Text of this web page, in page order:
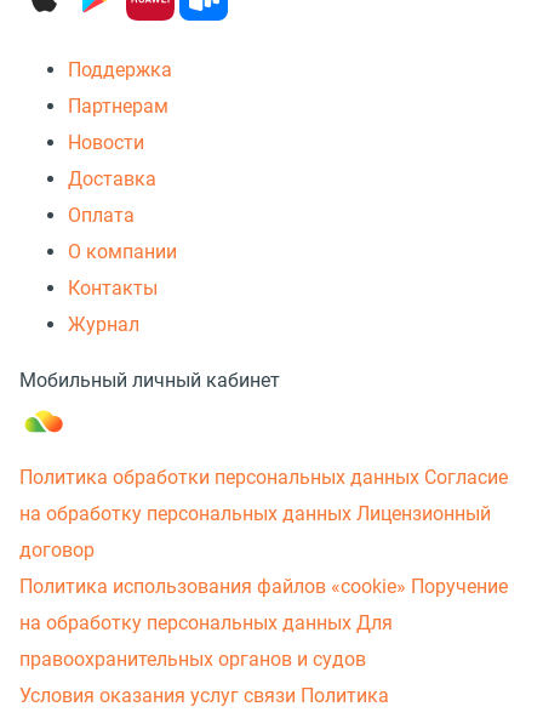
Поддержка
Партнерам
Новости
Доставка
Оплата
О компании
Контакты
Журнал
Мобильный личный кабинет
Политика обработки персональных данных Согласие
на обработку персональных данных Лицензионный
договор
Политика использования файлов «cookie» Поручение
на обработку персональных данных Для
правоохранительных органов и судов
Условия оказания услуг связи Политика